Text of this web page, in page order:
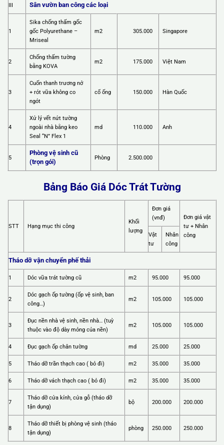
Sân vườn ban công các loại
1
Sika chống thấm gốc
gốc Polyurethane –
Mriseal
m2 305.000 Singapore
2
Chống thấm tường
bằng KOVA
m2 175.000 Việt Nam
3
Cuốn thanh trương nở
+ rót vữa không co
ngót
cổ ống 150.000 Hàn Quốc
4
Xử lý vết nứt tường
ngoài nhà bằng keo
Seal “N” Flex 1
md 110.000 Anh
5
Phòng vệ sinh cũ
(trọn gói)
Phòng 2.500.000
Bảng Báo Giá Dóc Trát Tường
STT Hạng mục thi công
Khối
lượng
Đơn giá
(vnđ)
Đơn giá vật
tư + Nhân
công
Vật
tư
Nhân
công
Tháo dỡ vận chuyển phế thải
1 Dóc vữa trát tường cũ m2 95.000 95.000
2
Dóc gạch ốp tường (ốp vệ sinh, ban
công…)
m2 105.000 105.000
3
Đục nền nhà vệ sinh, nền nhà… (tuỳ
thuộc vào độ dày mỏng của nền)
m2 105.000 105.000
4 Đục gạch ốp chân tường md 25.000 25.000
5 Tháo dỡ trần thạch cao ( bỏ đi) m2 35.000 35.000
6 Tháo dỡ vách thạch cao ( bỏ đi) m2 35.000 35.000
7
Tháo dỡ cửa kính, cửa gỗ (tháo dỡ
tận dụng)
bộ 200.000 200.000
8
Tháo dỡ thiết bị phòng vệ sinh (tháo
tận dụng)
phòng 250.000 250.000